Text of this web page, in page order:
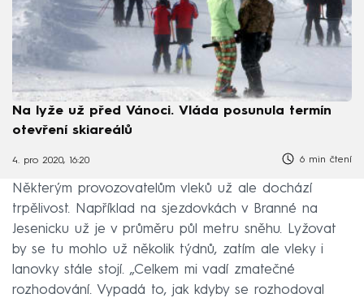
Na lyže už před Vánoci. Vláda posunula termín
otevření skiareálů
4. pro 2020, 16:20 6 min čtení
Některým provozovatelům vleků už ale dochází
trpělivost. Například na sjezdovkách v Branné na
Jesenicku už je v průměru půl metru sněhu. Lyžovat
by se tu mohlo už několik týdnů, zatím ale vleky i
lanovky stále stojí. „Celkem mi vadí zmatečné
rozhodování. Vypadá to, jak kdyby se rozhodoval